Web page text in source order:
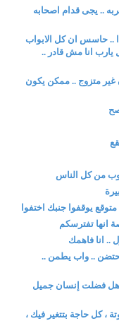
.. يجى قدام اصحابه
حاسس ان كل الابواب
انا مش قادر ..
متزوج .. ممكن يكون
من كل الناس
يوقفوا جنبك اختفوا
انها تفترسكم
.. انا فاهمك
.. واب يطمن ..
؟ هل فضلت إنسان جميل
، كل حاجة بتتغير فيك ،